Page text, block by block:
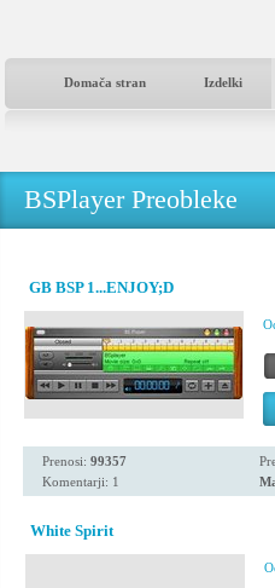
Domača stran Izdelki
BSPlayer Preobleke
GB BSP 1...ENJOY;D
Prenosi: 99357
Komentarji: 1
White Spirit